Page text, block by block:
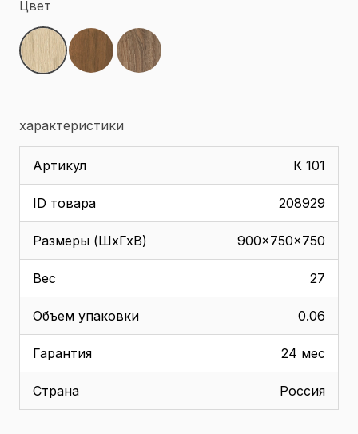
Цвет
характеристики
Артикул К 101
ID товара 208929
Размеры (ШхГхВ) 900x750x750
Вес 27
Объем упаковки 0.06
Гарантия 24 мес
Страна Россия